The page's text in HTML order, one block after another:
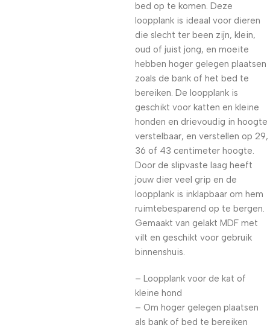
bed op te komen. Deze
loopplank is ideaal voor dieren
die slecht ter been zijn, klein,
oud of juist jong, en moeite
hebben hoger gelegen plaatsen
zoals de bank of het bed te
bereiken. De loopplank is
geschikt voor katten en kleine
honden en drievoudig in hoogte
verstelbaar, en verstellen op 29,
36 of 43 centimeter hoogte.
Door de slipvaste laag heeft
jouw dier veel grip en de
loopplank is inklapbaar om hem
ruimtebesparend op te bergen.
Gemaakt van gelakt MDF met
vilt en geschikt voor gebruik
binnenshuis.
– Loopplank voor de kat of
kleine hond
– Om hoger gelegen plaatsen
als bank of bed te bereiken